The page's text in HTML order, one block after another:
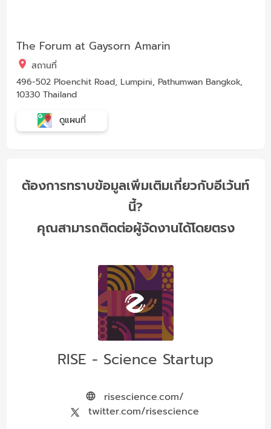
The Forum at Gaysorn Amarin
สถานที่
496-502 Ploenchit Road, Lumpini, Pathumwan Bangkok,
10330 Thailand
ดูแผนที่
ต้องการทราบข้อมูลเพิ่มเติมเกี่ยวกับอีเว้นท์
นี้?
คุณสามารถติดต่อผู้จัดงานได้โดยตรง
RISE - Science Startup
risescience.com/
twitter.com/risescience